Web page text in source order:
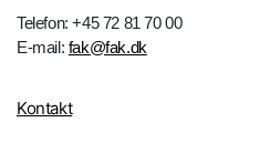
Telefon: +45 72 81 70 00
E-mail: fak@fak.dk
Kontakt